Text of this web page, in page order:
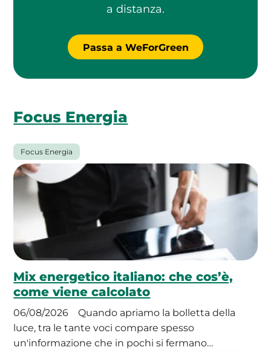
a distanza.
Passa a WeForGreen
Focus Energia
Focus Energia
Mix energetico italiano: che cos’è,
come viene calcolato
06/08/2026
Quando apriamo la bolletta della
luce, tra le tante voci compare spesso
un'informazione che in pochi si fermano…